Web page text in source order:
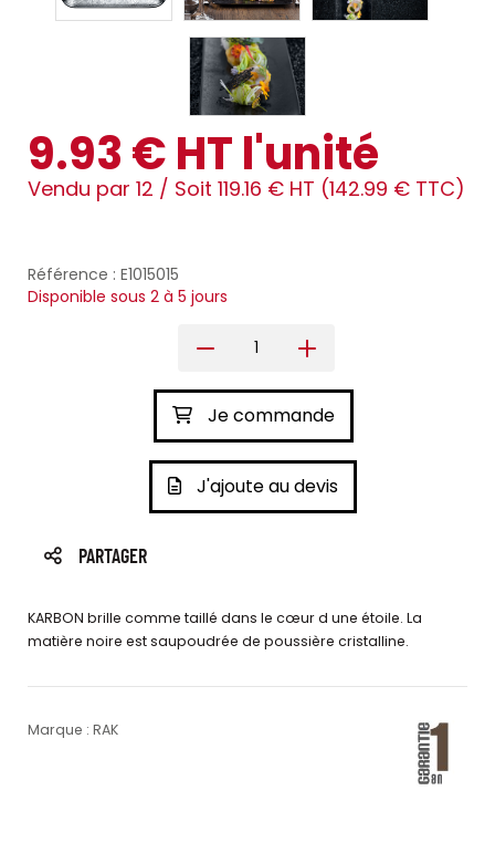
9.93 € HT l'unité
Vendu par 12 / Soit 119.16 € HT (142.99 € TTC)
Référence : E1015015
Disponible sous 2 à 5 jours
Je commande
J'ajoute au devis
PARTAGER
KARBON brille comme taillé dans le cœur d une étoile. La
matière noire est saupoudrée de poussière cristalline.
Marque : RAK